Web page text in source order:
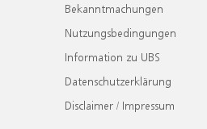
Bekanntmachungen
Nutzungsbedingungen
Information zu UBS
Datenschutzerklärung
Disclaimer / Impressum